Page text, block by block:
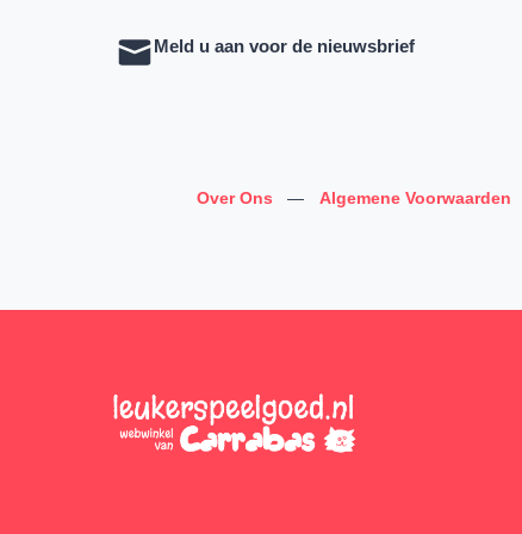
Meld u aan voor de nieuwsbrief
Over Ons — Algemene Voorwaarden